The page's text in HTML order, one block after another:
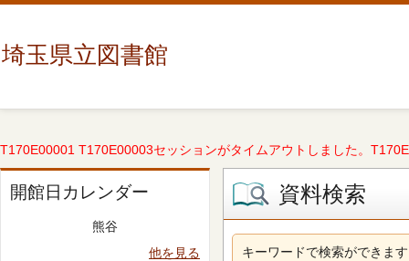
埼玉県立図書館
T170E00001 T170E00003セッションがタイムアウトしました。
開館日カレンダー
熊谷
他を見る
資料検索
キーワードで検索ができます